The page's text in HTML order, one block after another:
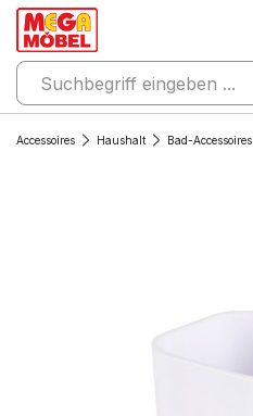
Accessoires Haushalt Bad-Accessoires